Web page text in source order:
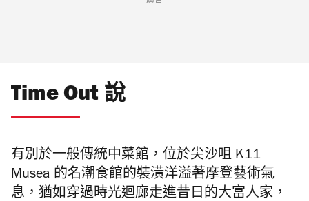
Time Out 說
有別於一般傳統中菜館，位於尖沙咀 K11
Musea 的名潮食館的裝潢洋溢著摩登藝術氣
息， 猶如穿過時光迴廊走進昔日的大富人家，